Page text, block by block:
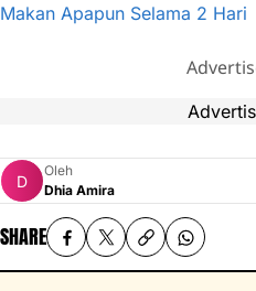
Makan Apapun Selama 2 Hari
Oleh
Dhia Amira
SHARE